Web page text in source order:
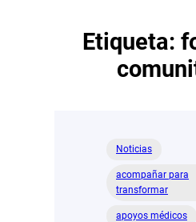
Etiqueta:
Noticias
acompañar para
transformar
apoyos médicos